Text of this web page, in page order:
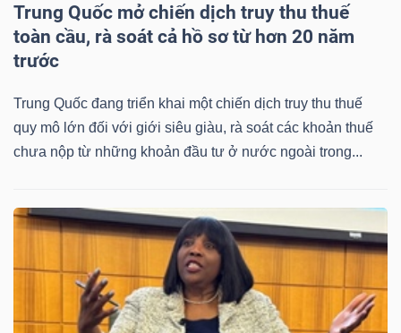
Trung Quốc mở chiến dịch truy thu thuế
toàn cầu, rà soát cả hồ sơ từ hơn 20 năm
trước
Trung Quốc đang triển khai một chiến dịch truy thu thuế
quy mô lớn đối với giới siêu giàu, rà soát các khoản thuế
chưa nộp từ những khoản đầu tư ở nước ngoài trong...
Lãnh
đạo
(-)
Tất cả Người nội bộ Người liên quan Cổ đông lớn
Tin
(-)
Bài
của